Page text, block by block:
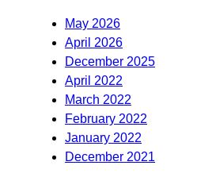
May 2026
April 2026
December 2025
April 2022
March 2022
February 2022
January 2022
December 2021